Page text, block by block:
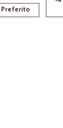
Preferito